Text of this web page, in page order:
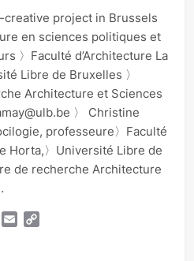
creative project in Brussels
en sciences politiques et
〉Faculté d’Architecture La
Libre de Bruxelles 〉
Architecture et Sciences
〉 Christine
professeure〉Faculté
Horta,〉Université Libre de
de recherche Architecture
WhatsApp
Email